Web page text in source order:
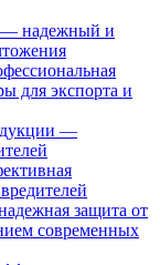
— надежный и
для экспорта и
—
защита от
современных